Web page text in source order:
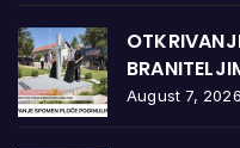
August 7, 2026